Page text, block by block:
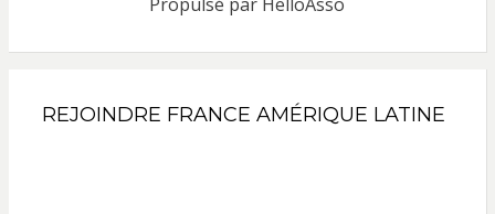
REJOINDRE FRANCE AMÉRIQUE LATINE